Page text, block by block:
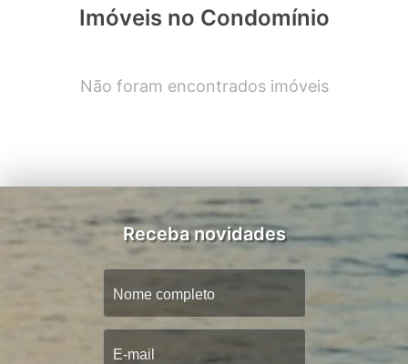
Imóveis no Condomínio
Não foram encontrados imóveis
Receba novidades